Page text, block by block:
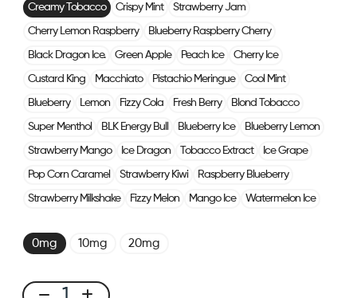
Creamy Tobacco Crispy Mint Strawberry Jam
Cherry Lemon Raspberry Blueberry Raspberry Cherry
Black Dragon Ice. Green Apple Peach Ice Cherry Ice
Custard King Macchiato Pistachio Meringue Cool Mint
Blueberry Lemon Fizzy Cola Fresh Berry Blond Tobacco
Super Menthol BLK Energy Bull Blueberry Ice Blueberry Lemon
Strawberry Mango Ice Dragon Tobacco Extract Ice Grape
Pop Corn Caramel Strawberry Kiwi Raspberry Blueberry
Strawberry Milkshake Fizzy Melon Mango Ice Watermelon Ice
0mg 10mg 20mg